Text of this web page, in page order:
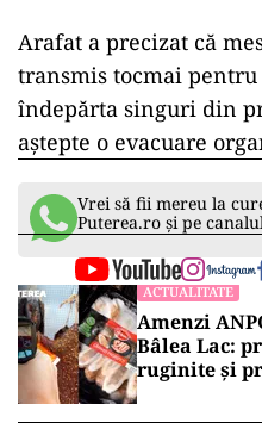
Arafat a precizat că
transmis tocmai pentru
îndepărta singuri din
aștepte o evacuare
Vrei să fii mereu la
Puterea.ro și pe
ACTUALITATE
Amenzi
Bâlea Lac:
ruginite și